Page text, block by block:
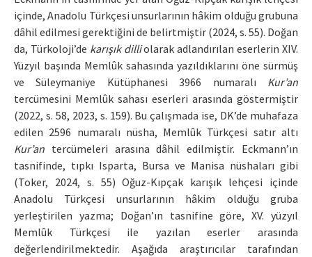
içinde, Anadolu Türkçesi unsurlarının hâkim olduğu grubuna
dâhil edilmesi gerektiğini de belirtmiştir (2024, s. 55). Doğan
da, Türkoloji’de karışık dilliolarak adlandırılan eserlerin XIV.
Yüzyıl başında Memlûk sahasında yazıldıklarını öne sürmüş
ve Süleymaniye Kütüphanesi 3966 numaralı Kur’an
tercümesini Memlûk sahası eserleri arasında göstermiştir
(2022, s. 58, 2023, s. 159). Bu çalışmada ise, DK’de muhafaza
edilen 2596 numaralı nüsha, Memlûk Türkçesi satır altı
Kur’an tercümeleri arasına dâhil edilmiştir. Eckmann’ın
tasnifinde, tıpkı Isparta, Bursa ve Manisa nüshaları gibi
(Toker, 2024, s. 55) Oğuz-Kıpçak karışık lehçesi içinde
Anadolu Türkçesi unsurlarının hâkim olduğu gruba
yerleştirilen yazma; Doğan’ın tasnifine göre, XV. yüzyıl
Memlûk Türkçesi ile yazılan eserler arasında
değerlendirilmektedir. Aşağıda araştırıcılar tarafından